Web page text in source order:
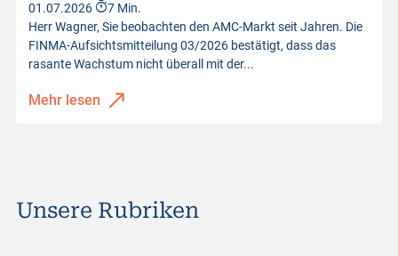
01.07.2026
7 Min.
Herr Wagner, Sie beobachten den AMC-Markt seit Jahren. Die
FINMA-Aufsichtsmitteilung 03/2026 bestätigt, dass das
rasante Wachstum nicht überall mit der...
Mehr lesen
Unsere Rubriken